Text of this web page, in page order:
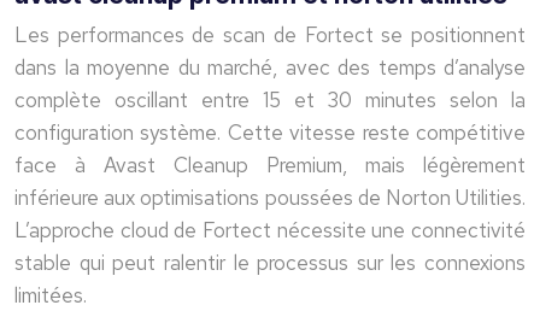
Les performances de scan de Fortect se positionnent
dans la moyenne du marché, avec des temps d’analyse
complète oscillant entre 15 et 30 minutes selon la
configuration système. Cette vitesse reste compétitive
face à Avast Cleanup Premium, mais légèrement
inférieure aux optimisations poussées de Norton Utilities.
L’approche cloud de Fortect nécessite une connectivité
stable qui peut ralentir le processus sur les connexions
limitées.